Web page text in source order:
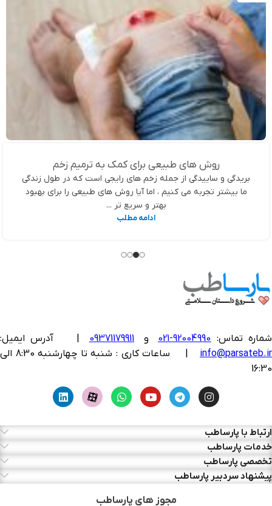
روش های طبیعی برای کمک به ترمیم زخم
بریدگی و ساییدگی از جمله زخم های رایجی است که در طول زندگی
ما بیشتر تجربه می کنیم ، اما آیا روش های طبیعی را برای بهبود
بهتر و سریع تر ...
ادامه مطلب
شماره تماس: 92004990-021 و 09371179911
آدرس ایمیل:
info@parsateb.ir
| ساعات کاری : شنبه تا چهارشنبه 8:30 الی
16:30
ارتباط با پارساطب
خدمات پارساطب
تخصصی پارساطب
پیشنهاد سردبیر پارساطب
مجوز های پارساطب